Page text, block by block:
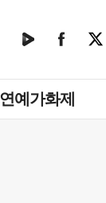
연예가화제